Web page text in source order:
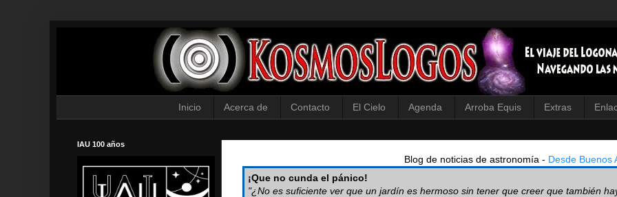
Inicio Acerca de Contacto El Cielo Agenda Arroba Equis Extras
Blog de noticias de astronomía - Desde Buenos
¡Que no cunda el pánico!
"¿No es suficiente ver que un jardín es hermoso sin tener que creer que también
IAU 100 años